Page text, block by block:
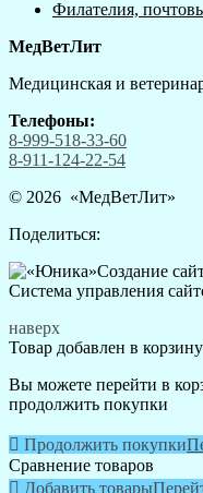
Филателия,
МедВетЛит
Медицинская и
Телефоны:
8-999-518-33-60
8-911-124-22-54
© 2026 «МедВетЛит»
Поделиться:
Создание
Система управления
наверх
Товар добавлен в
Вы можете перейти в
продолжить покупки
 Продолжить покупки
Сравнение товаров
 Добавить товары